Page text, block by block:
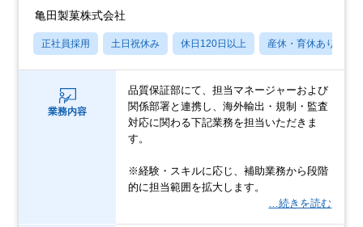
亀田製菓株式会社
正社員採用 土日祝休み 休日120日以上 産休・育休あり
業務内容
品質保証部にて、担当マネージャーおよび
関係部署と連携し、海外輸出・規制・監査
対応に関わる下記業務を担当いただきま
す。
※経験・スキルに応じ、補助業務から段階
的に担当範囲を拡大します。
…続きを読む